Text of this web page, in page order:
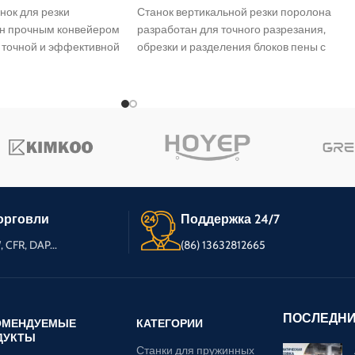
для резки
прочным конвейером
и эффективной
размеров) и
толщиной от 2
его идеальным
подушек,
Станок вертикальной резки поролона
разработан для точного разрезания,
обрезки и разделения блоков пены с
качество и эффективность производства.
CFR, DAP...
Поддержка 24/7
(86) 13632812665
КАТЕГОРИИ
Станки для пружинных